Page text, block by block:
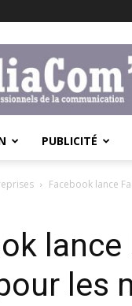
PUBLICITÉ
Facebook lance
les